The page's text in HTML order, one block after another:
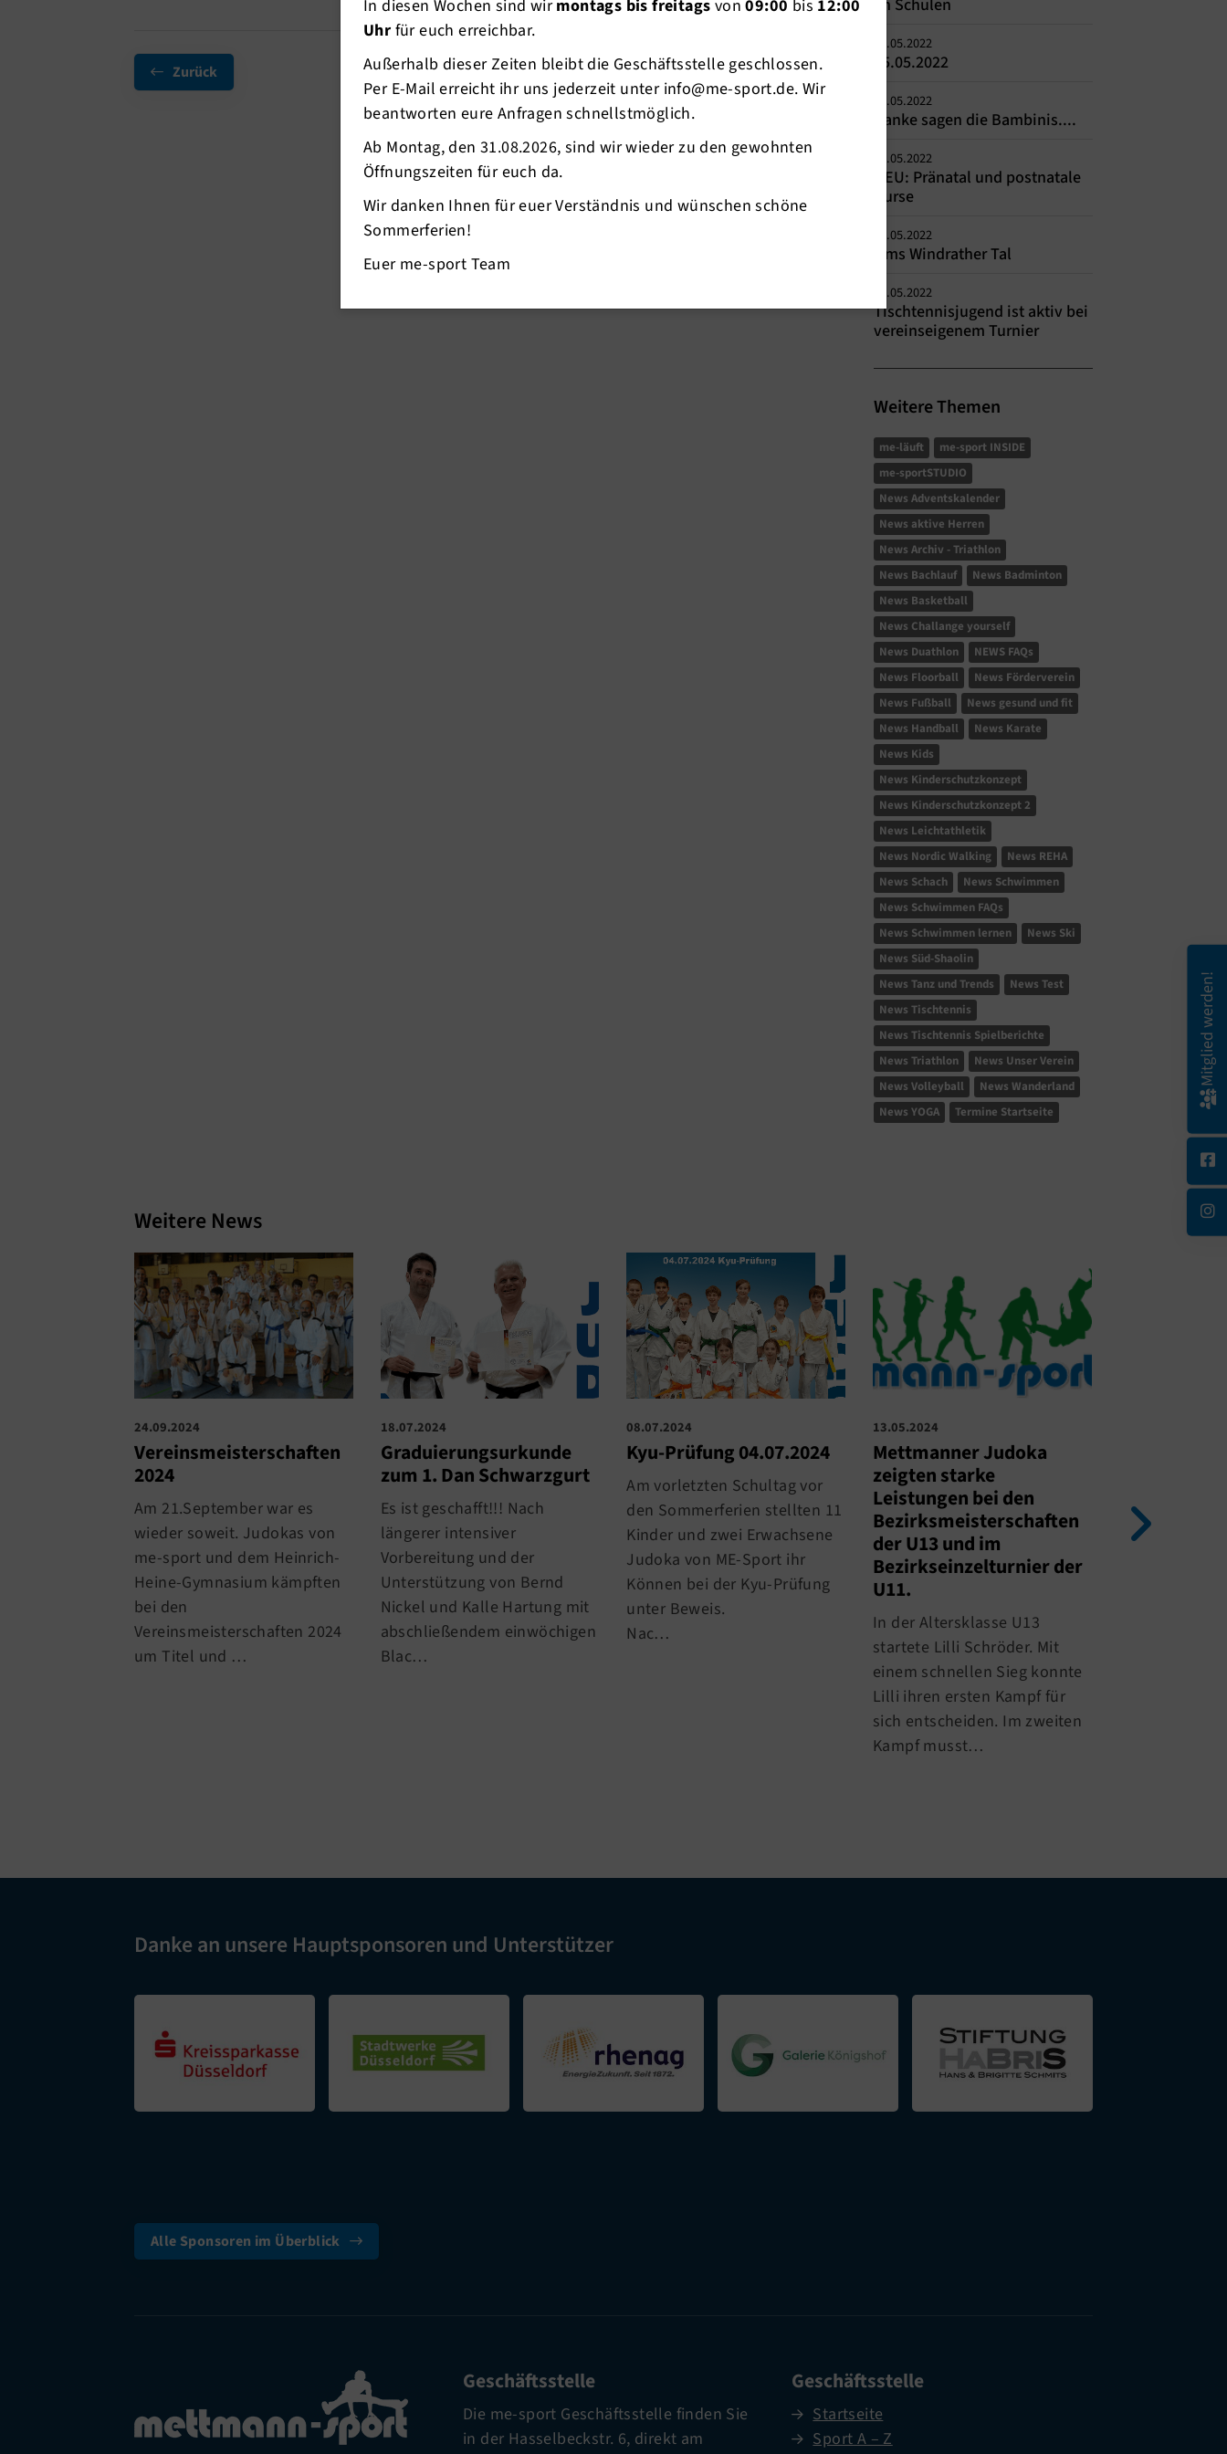
Zurück
an Schulen
15.05.2022
15.05.2022
09.05.2022
Danke sagen die Bambinis....
09.05.2022
NEU: Pränatal und postnatale
Kurse
09.05.2022
Ums Windrather Tal
09.05.2022
Tischtennisjugend ist aktiv bei
vereinseigenem Turnier
Weitere Themen
me-läuft
me-sport INSIDE
me-sportSTUDIO
News Adventskalender
News aktive Herren
News Archiv - Triathlon
News Bachlauf
News Badminton
News Basketball
News Challange yourself
News Duathlon
NEWS FAQs
News Floorball
News Förderverein
News Fußball
News gesund und fit
News Handball
News Karate
News Kids
News Kinderschutzkonzept
News Kinderschutzkonzept 2
News Leichtathletik
News Nordic Walking
News REHA
News Schach
News Schwimmen
News Schwimmen FAQs
News Schwimmen lernen
News Ski
News Süd-Shaolin
News Tanz und Trends
News Test
News Tischtennis
News Tischtennis Spielberichte
News Triathlon
News Unser Verein
News Volleyball
News Wanderland
News YOGA
Termine Startseite
Weitere News
24.09.2024
Vereinsmeisterschaften
2024
Am 21.September war es
wieder soweit. Judokas von
me-sport und dem Heinrich-
Heine-Gymnasium kämpften
bei den
Vereinsmeisterschaften 2024
um Titel und …
18.07.2024
Graduierungsurkunde
zum 1. Dan Schwarzgurt
Es ist geschafft!!! Nach
längerer intensiver
Vorbereitung und der
Unterstützung von Bernd
Nickel und Kalle Hartung mit
abschließendem einwöchigen
Blac…
08.07.2024
Kyu-Prüfung 04.07.2024
Am vorletzten Schultag vor
den Sommerferien stellten 11
Kinder und zwei Erwachsene
Judoka von ME-Sport ihr
Können bei der Kyu-Prüfung
unter Beweis.
Nac…
13.05.2024
Mettmanner Judoka
zeigten starke
Leistungen bei den
Bezirksmeisterschaften
der U13 und im
Bezirkseinzelturnier der
U11.
In der Altersklasse U13
startete Lilli Schröder. Mit
einem schnellen Sieg konnte
Lilli ihren ersten Kampf für
sich entscheiden. Im zweiten
Kampf musst…
Am Samstag
Danke an unsere Hauptsponsoren und Unterstützer
Alle Sponsoren im Überblick
Geschäftsstelle
Die me-sport Geschäftsstelle finden Sie
in der Hasselbeckstr. 6, direkt am
Geschäftsstelle
Startseite
Sport A – Z
Mitglied werden!
In diesen Wochen sind wirmontags bis freitags von09:00 bis 12:00
Uhr für euch erreichbar.
Außerhalb dieser Zeiten bleibt die Geschäftsstelle geschlossen.
Per E-Mail erreicht ihr uns jederzeit unter info@me-sport.de. Wir
beantworten eure Anfragen schnellstmöglich.
Ab Montag, den 31.08.2026, sind wir wieder zu den gewohnten
Öffnungszeiten für euch da.
Wir danken Ihnen für euer Verständnis und wünschen schöne
Sommerferien!
Euer me-sport Team